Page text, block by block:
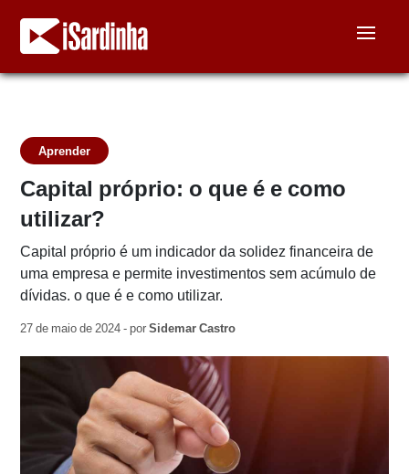
Aprender
Capital próprio: o que é e como
utilizar?
Capital próprio é um indicador da solidez financeira de
uma empresa e permite investimentos sem acúmulo de
dívidas. o que é e como utilizar.
27 de maio de 2024 - porSidemar Castro